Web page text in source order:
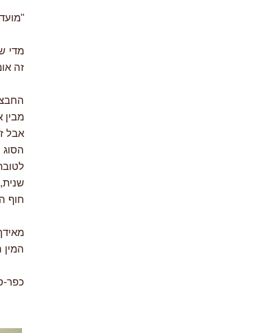
זה
מבין
אבל
חוף
כפר-